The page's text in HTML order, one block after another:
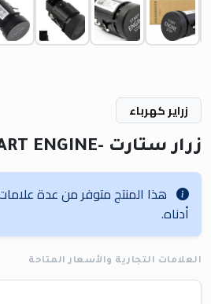
زراير كهرباء
زرار ستارت -SRART ENGINE-
هذا المنتج متوفر من عدة
أدناه.
العلامات التجارية والأسعار المتاحة